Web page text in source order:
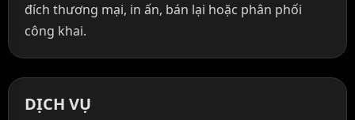
đích thương mại, in ấn, bán lại hoặc phân phối
công khai.
DỊCH VỤ